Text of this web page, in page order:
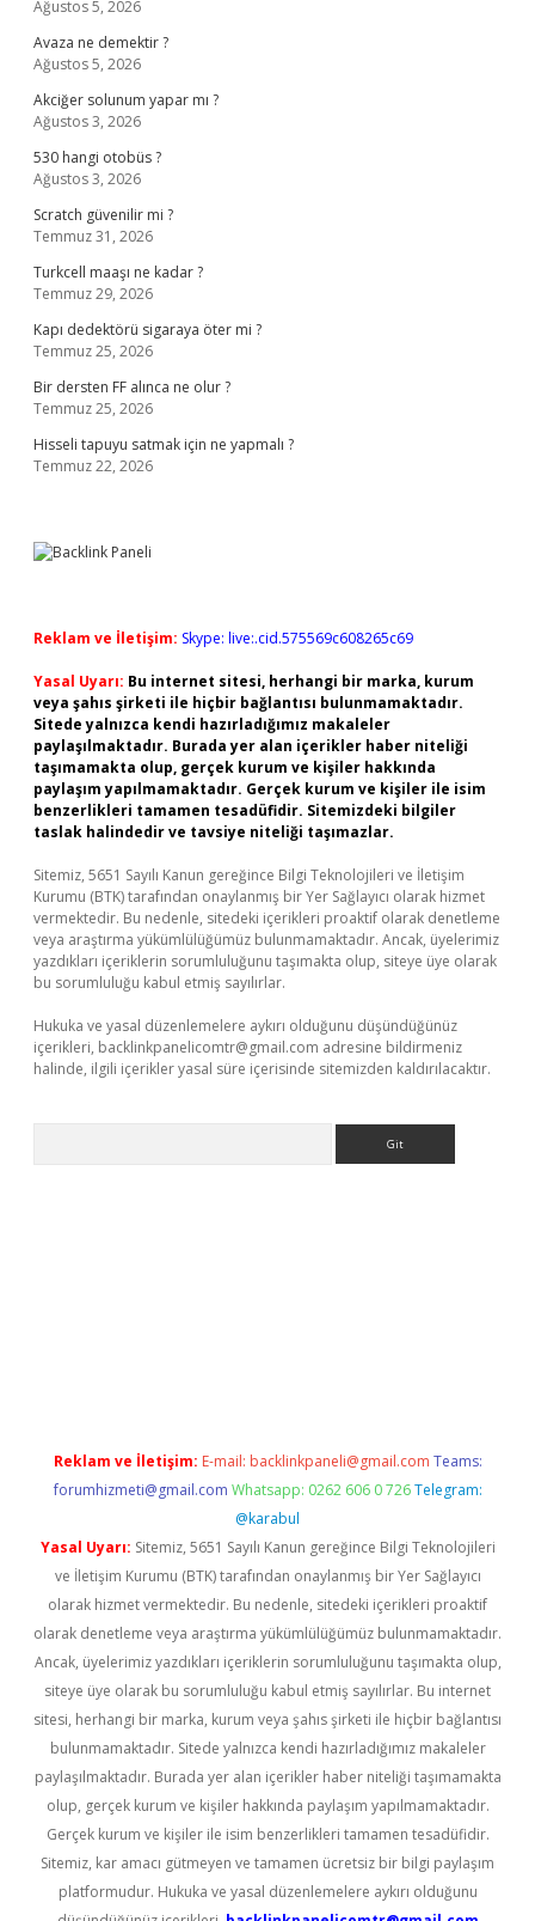
Ağustos 5, 2026
Avaza ne demektir ?
Ağustos 5, 2026
Akciğer solunum yapar mı ?
Ağustos 3, 2026
530 hangi otobüs ?
Ağustos 3, 2026
Scratch güvenilir mi ?
Temmuz 31, 2026
Turkcell maaşı ne kadar ?
Temmuz 29, 2026
Kapı dedektörü sigaraya öter mi ?
Temmuz 25, 2026
Bir dersten FF alınca ne olur ?
Temmuz 25, 2026
Hisseli tapuyu satmak için ne yapmalı ?
Temmuz 22, 2026
Reklam ve İletişim: Skype: live:.cid.575569c608265c69
Yasal Uyarı: Bu internet sitesi, herhangi bir marka, kurum
veya şahıs şirketi ile hiçbir bağlantısı bulunmamaktadır.
Sitede yalnızca kendi hazırladığımız makaleler
paylaşılmaktadır. Burada yer alan içerikler haber niteliği
taşımamakta olup, gerçek kurum ve kişiler hakkında
paylaşım yapılmamaktadır. Gerçek kurum ve kişiler ile isim
benzerlikleri tamamen tesadüfidir. Sitemizdeki bilgiler
taslak halindedir ve tavsiye niteliği taşımazlar.
Sitemiz, 5651 Sayılı Kanun gereğince Bilgi Teknolojileri ve İletişim
Kurumu (BTK) tarafından onaylanmış bir Yer Sağlayıcı olarak hizmet
vermektedir. Bu nedenle, sitedeki içerikleri proaktif olarak denetleme
veya araştırma yükümlülüğümüz bulunmamaktadır. Ancak, üyelerimiz
yazdıkları içeriklerin sorumluluğunu taşımakta olup, siteye üye olarak
bu sorumluluğu kabul etmiş sayılırlar.
Hukuka ve yasal düzenlemelere aykırı olduğunu düşündüğünüz
içerikleri, backlinkpanelicomtr@gmail.com adresine bildirmeniz
halinde, ilgili içerikler yasal süre içerisinde sitemizden kaldırılacaktır.
Reklam ve İletişim: E-mail: backlinkpaneli@gmail.com Teams:
forumhizmeti@gmail.com Whatsapp: 0262 606 0 726 Telegram:
@karabul
Yasal Uyarı: Sitemiz, 5651 Sayılı Kanun gereğince Bilgi Teknolojileri
ve İletişim Kurumu (BTK) tarafından onaylanmış bir Yer Sağlayıcı
olarak hizmet vermektedir. Bu nedenle, sitedeki içerikleri proaktif
olarak denetleme veya araştırma yükümlülüğümüz bulunmamaktadır.
Ancak, üyelerimiz yazdıkları içeriklerin sorumluluğunu taşımakta olup,
siteye üye olarak bu sorumluluğu kabul etmiş sayılırlar. Bu internet
sitesi, herhangi bir marka, kurum veya şahıs şirketi ile hiçbir bağlantısı
bulunmamaktadır. Sitede yalnızca kendi hazırladığımız makaleler
paylaşılmaktadır. Burada yer alan içerikler haber niteliği taşımamakta
olup, gerçek kurum ve kişiler hakkında paylaşım yapılmamaktadır.
Gerçek kurum ve kişiler ile isim benzerlikleri tamamen tesadüfidir.
Sitemiz, kar amacı gütmeyen ve tamamen ücretsiz bir bilgi paylaşım
platformudur. Hukuka ve yasal düzenlemelere aykırı olduğunu